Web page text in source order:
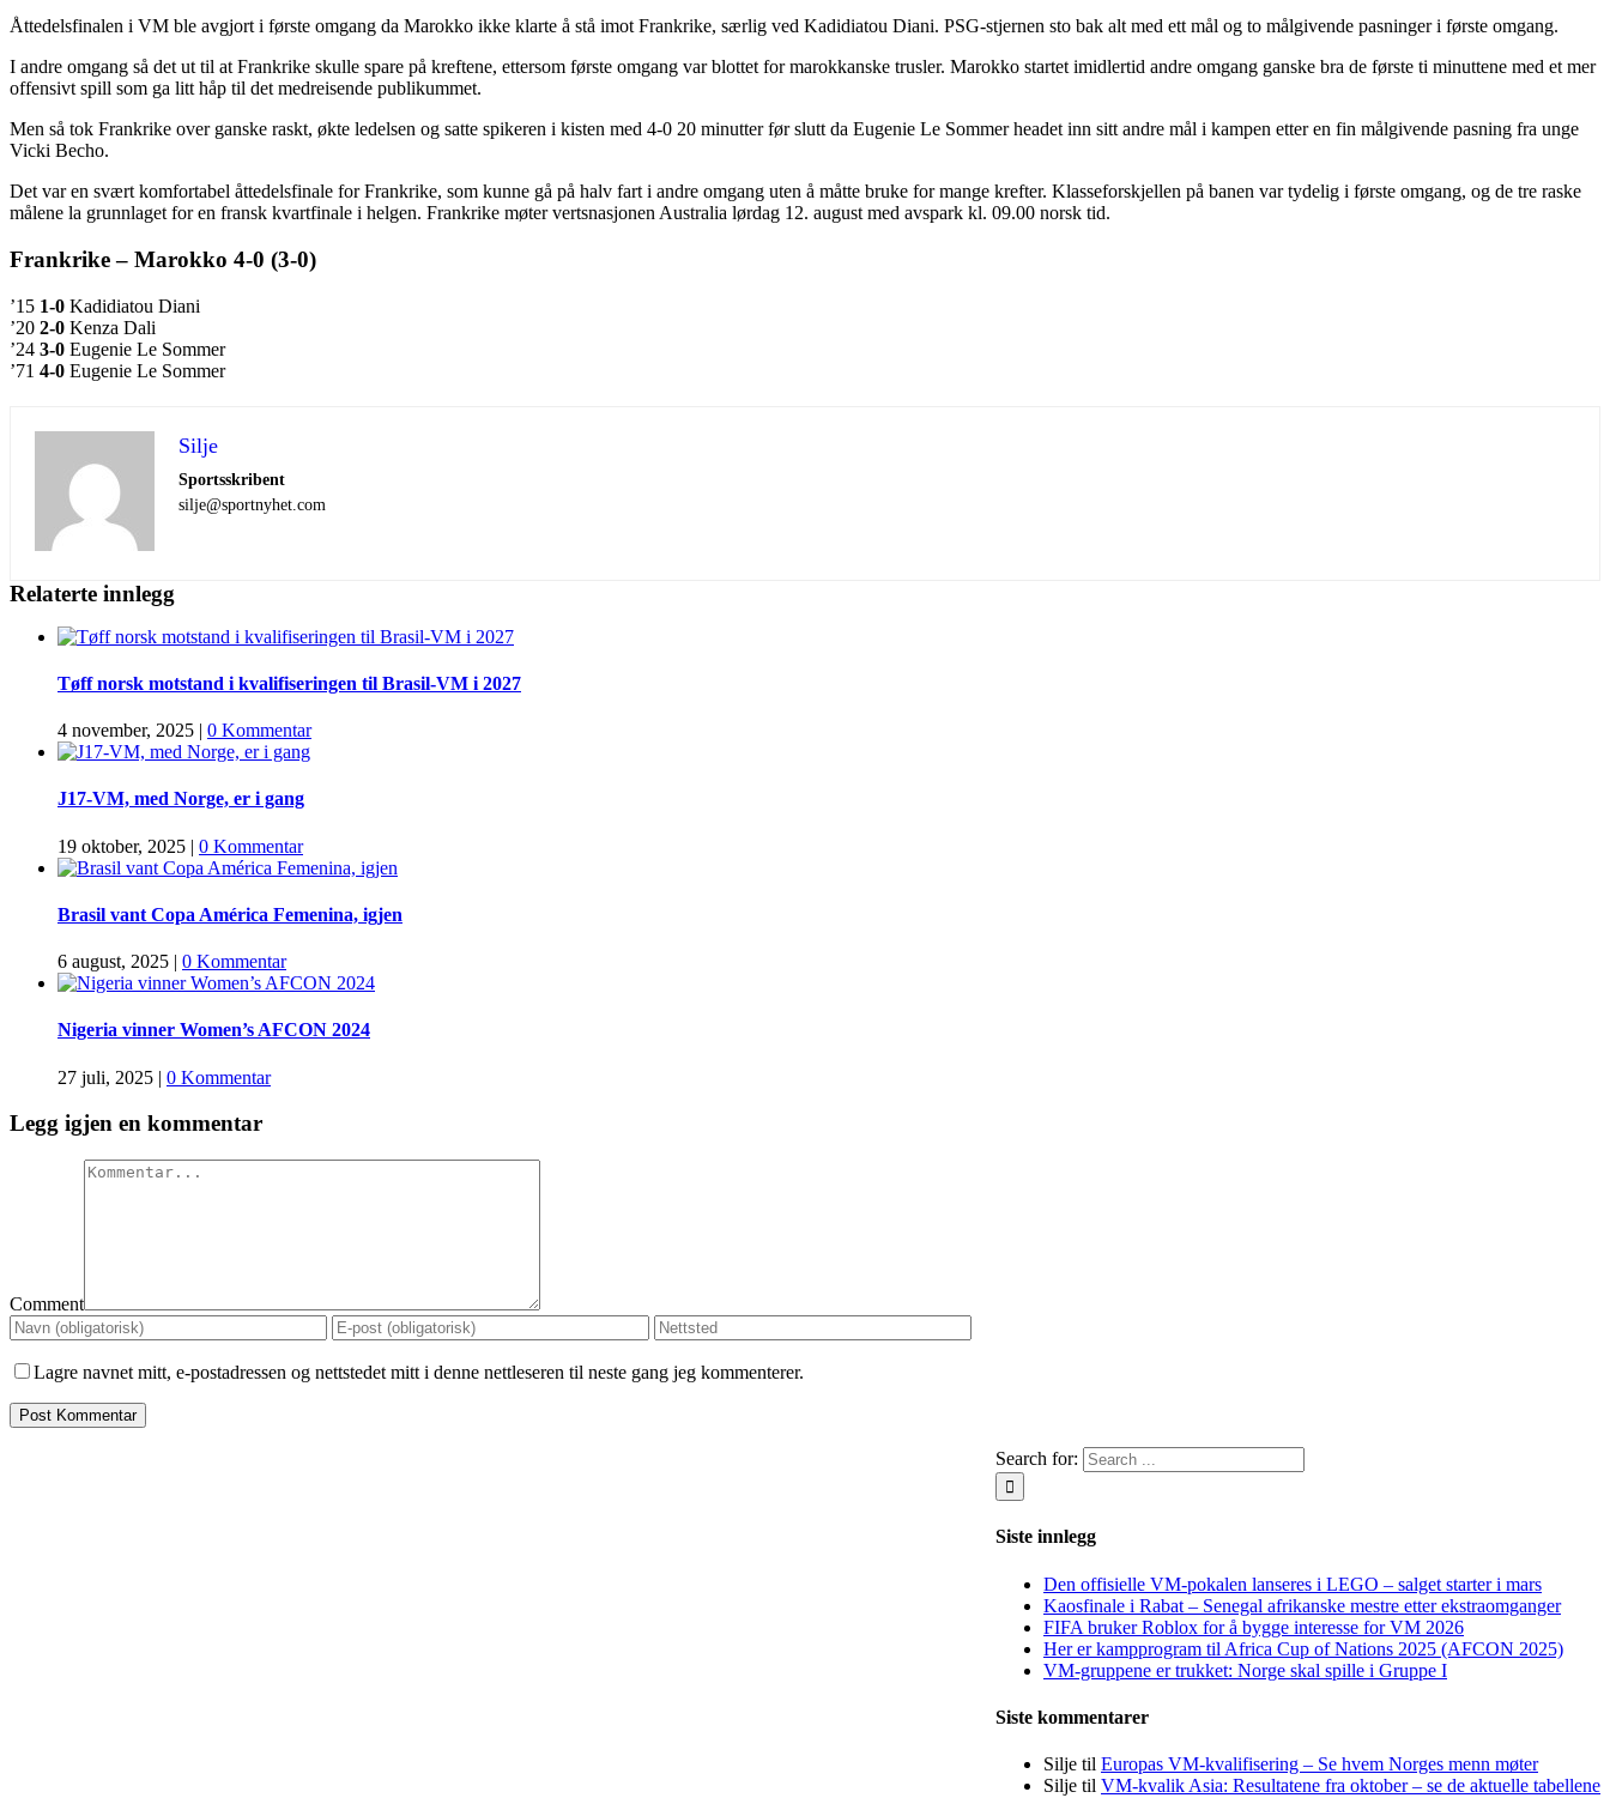
Åttedelsfinalen i VM ble avgjort i første omgang da Marokko ikke klarte å stå imot Frankrike, særlig ved Kadidiatou Diani. PSG-stjernen sto bak alt med ett mål og to målgivende pasninger i første omgang.
I andre omgang så det ut til at Frankrike skulle spare på kreftene, ettersom første omgang var blottet for marokkanske trusler. Marokko startet imidlertid andre omgang ganske bra de første ti minuttene med et mer
offensivt spill som ga litt håp til det medreisende publikummet.
Men så tok Frankrike over ganske raskt, økte ledelsen og satte spikeren i kisten med 4-0 20 minutter før slutt da Eugenie Le Sommer headet inn sitt andre mål i kampen etter en fin målgivende pasning fra unge
Vicki Becho.
Det var en svært komfortabel åttedelsfinale for Frankrike, som kunne gå på halv fart i andre omgang uten å måtte bruke for mange krefter. Klasseforskjellen på banen var tydelig i første omgang, og de tre raske
målene la grunnlaget for en fransk kvartfinale i helgen. Frankrike møter vertsnasjonen Australia lørdag 12. august med avspark kl. 09.00 norsk tid.
Frankrike – Marokko 4-0 (3-0)
’15 1-0 Kadidiatou Diani
’20 2-0 Kenza Dali
’24 3-0 Eugenie Le Sommer
’71 4-0 Eugenie Le Sommer
Silje
Sportsskribent
silje@sportnyhet.com
Relaterte innlegg
Tøff norsk motstand i kvalifiseringen til Brasil-VM i 2027
4 november, 2025 | 0 Kommentar
J17-VM, med Norge, er i gang
19 oktober, 2025 | 0 Kommentar
Brasil vant Copa América Femenina, igjen
6 august, 2025 | 0 Kommentar
Nigeria vinner Women’s AFCON 2024
27 juli, 2025 | 0 Kommentar
Legg igjen en kommentar
Comment
Lagre navnet mitt, e-postadressen og nettstedet mitt i denne nettleseren til neste gang jeg kommenterer.
Search for:
Siste innlegg
Den offisielle VM-pokalen lanseres i LEGO – salget starter i mars
Kaosfinale i Rabat – Senegal afrikanske mestre etter ekstraomganger
FIFA bruker Roblox for å bygge interesse for VM 2026
Her er kampprogram til Africa Cup of Nations 2025 (AFCON 2025)
VM-gruppene er trukket: Norge skal spille i Gruppe I
Siste kommentarer
Silje til Europas VM-kvalifisering – Se hvem Norges menn møter
Silje til VM-kvalik Asia: Resultatene fra oktober – se de aktuelle tabellene